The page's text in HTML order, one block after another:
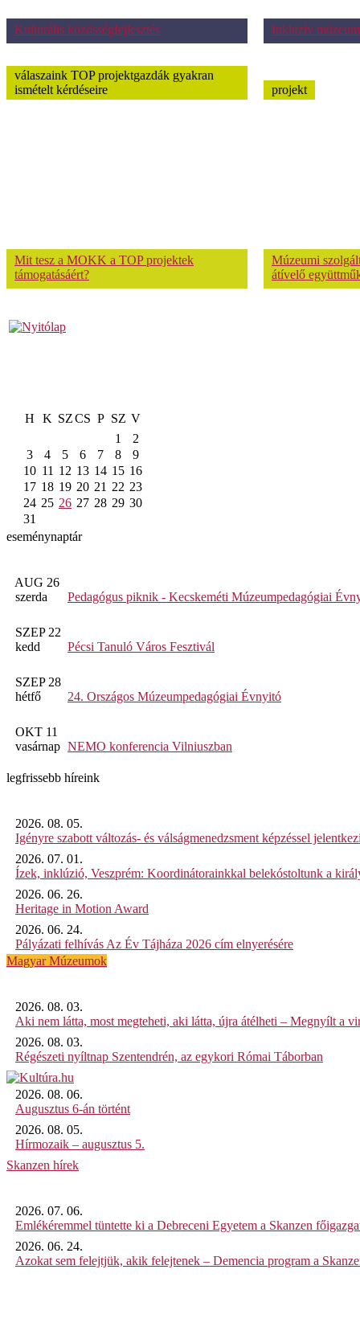
Kulturális közösségfejlesztés Inkluzív múzeum
válaszaink TOP projektgazdák gyakran
ismételt kérdéseire
Mit tesz a MOKK a TOP projektek
támogatásáért?
projekt
Múzeumi
átívelő
H K SZCS P SZ V
1
2
3
4 5 6 7 8
9
10 11 12 13 14 15 16
17 18 19 20 21 22 23
24 25 26 27 28 29 30
31
eseménynaptár
AUG 26
szerda
Pedagógus piknik - Kecskeméti Múzeumpedagógiai
SZEP 22
kedd
Pécsi Tanuló Város Fesztivál
SZEP 28
hétfő
24. Országos Múzeumpedagógiai Évnyitó
OKT 11
vasárnap NEMO konferencia Vilniuszban
legfrissebb híreink
2026. 08. 05.
Igényre szabott változás- és válságmenedzsment képzéssel
2026. 07. 01.
Ízek, inklúzió, Veszprém: Koordinátorainkkal belekóstoltunk a
2026. 06. 26.
Heritage in Motion Award
2026. 06. 24.
Pályázati felhívás Az Év Tájháza 2026 cím elnyerésére
Magyar Múzeumok
2026. 08. 03.
Aki nem látta, most megteheti, aki látta, újra átélheti – Megnyílt a
2026. 08. 03.
Régészeti nyíltnap Szentendrén, az egykori Római Táborban
2026. 08. 06.
Augusztus 6-án történt
2026. 08. 05.
Hírmozaik – augusztus 5.
Skanzen hírek
2026. 07. 06.
Emlékéremmel tüntette ki a Debreceni Egyetem a Skanzen
2026. 06. 24.
Azokat sem felejtjük, akik felejtenek – Demencia program a